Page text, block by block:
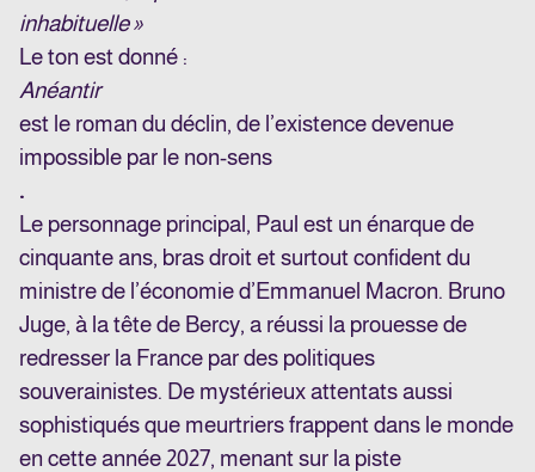
inhabituelle »
Le ton est donné :
Anéantir
est le roman du déclin, de l’existence devenue
impossible par le non-sens
.
Le personnage principal, Paul est un énarque de
cinquante ans, bras droit et surtout confident du
ministre de l’économie d’Emmanuel Macron. Bruno
Juge, à la tête de Bercy, a réussi la prouesse de
redresser la France par des politiques
souverainistes. De mystérieux attentats aussi
sophistiqués que meurtriers frappent dans le monde
en cette année 2027, menant sur la piste